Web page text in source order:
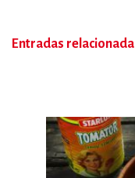
Entradas relacionada